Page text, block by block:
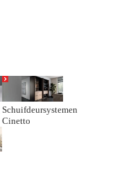
Schuifdeursystemen
Cinetto